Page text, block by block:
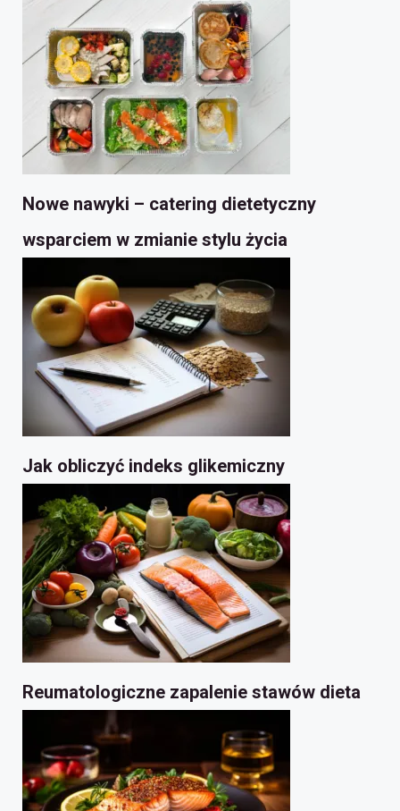
Nowe nawyki – catering dietetyczny
wsparciem w zmianie stylu życia
Jak obliczyć indeks glikemiczny
Reumatologiczne zapalenie stawów dieta